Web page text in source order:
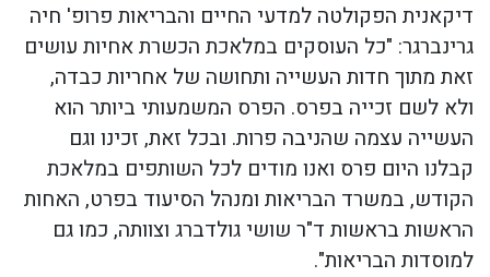
דיקאנית הפקולטה למדעי החיים והבריאות פרופ' חיה
גרינברגר: "כל העוסקים במלאכת הכשרת אחיות עושים
זאת מתוך חדות העשייה ותחושה של אחריות כבדה,
ולא לשם זכייה בפרס. הפרס המשמעותי ביותר הוא
העשייה עצמה שהניבה פרות. ובכל זאת, זכינו וגם
קבלנו היום פרס ואנו מודים לכל השותפים במלאכת
הקודש, במשרד הבריאות ומנהל הסיעוד בפרט, האחות
הראשות בראשות ד"ר שושי גולדברג וצוותה, כמו גם
למוסדות הבריאות".